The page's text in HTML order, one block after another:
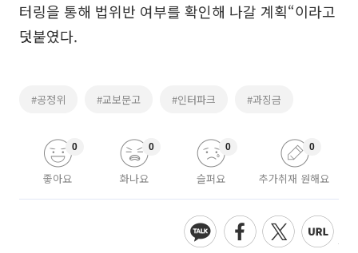
터링을 통해 법위반 여부를 확인해 나갈 계획“이라고
덧붙였다.
#공정위 #교보문고 #인터파크 #과징금
좋아요
0
화나요
0
슬퍼요
0
추가취재 원해요
0